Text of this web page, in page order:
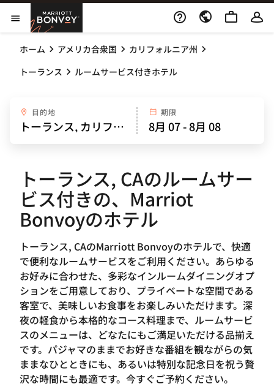
Skip to Content
メニューを開く
Marriott Bonvoy
ホーム アメリカ合衆国
カリフォルニア州
トーランス
ルームサービス付きホテル
目的地 期限
トーランス, CAのルームサー
ビス付きの、Marriot
Bonvoyのホテル
トーランス, CAのMarriott Bonvoyのホテルで、快適
で便利なルームサービスをご利用ください。あらゆる
お好みに合わせた、多彩なインルームダイニングオプ
ションをご用意しており、プライベートな空間である
客室で、美味しいお食事をお楽しみいただけます。深
夜の軽食から本格的なコース料理まで、ルームサービ
スのメニューは、どなたにもご満足いただける品揃え
です。パジャマのままでお好きな番組を観ながらの気
ままなひとときにも、あるいは特別な記念日を祝う贅
沢な時間にも最適です。今すぐご予約ください。